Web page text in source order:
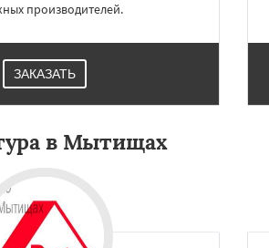
производителей.
ЗАКАЗАТЬ
в Мытищах